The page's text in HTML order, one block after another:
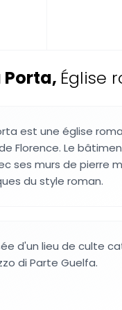
Porta, Église
est une église
Florence. Le
ses murs de pierre
du style roman.
d'un lieu de culte
di Parte Guelfa.